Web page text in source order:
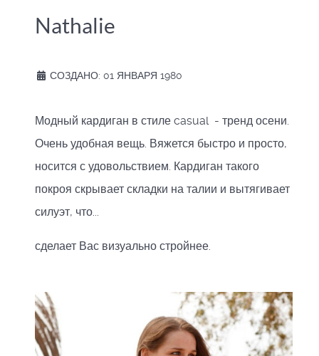
Nathalie
СОЗДАНО: 01 ЯНВАРЯ 1980
Модный кардиган в стиле casual - тренд осени.
Очень удобная вещь. Вяжется быстро и просто,
носится с удовольствием. Кардиган такого
покроя скрывает складки на талии и вытягивает
силуэт, что...
сделает Вас визуально стройнее.